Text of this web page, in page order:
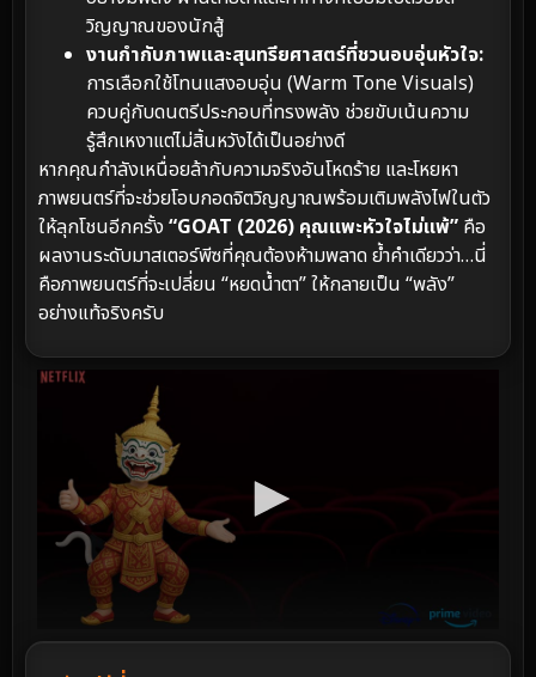
วิญญาณของนักสู้
งานกำกับภาพและสุนทรียศาสตร์ที่ชวนอบอุ่นหัวใจ:
การเลือกใช้โทนแสงอบอุ่น (Warm Tone Visuals)
ควบคู่กับดนตรีประกอบที่ทรงพลัง ช่วยขับเน้นความ
รู้สึกเหงาแต่ไม่สิ้นหวังได้เป็นอย่างดี
หากคุณกำลังเหนื่อยล้ากับความจริงอันโหดร้าย และโหยหา
ภาพยนตร์ที่จะช่วยโอบกอดจิตวิญญาณพร้อมเติมพลังไฟในตัว
ให้ลุกโชนอีกครั้ง “GOAT (2026) คุณแพะหัวใจไม่แพ้” คือ
ผลงานระดับมาสเตอร์พีซที่คุณต้องห้ามพลาด ย้ำคำเดียวว่า…นี่
คือภาพยนตร์ที่จะเปลี่ยน “หยดน้ำตา” ให้กลายเป็น “พลัง”
อย่างแท้จริงครับ